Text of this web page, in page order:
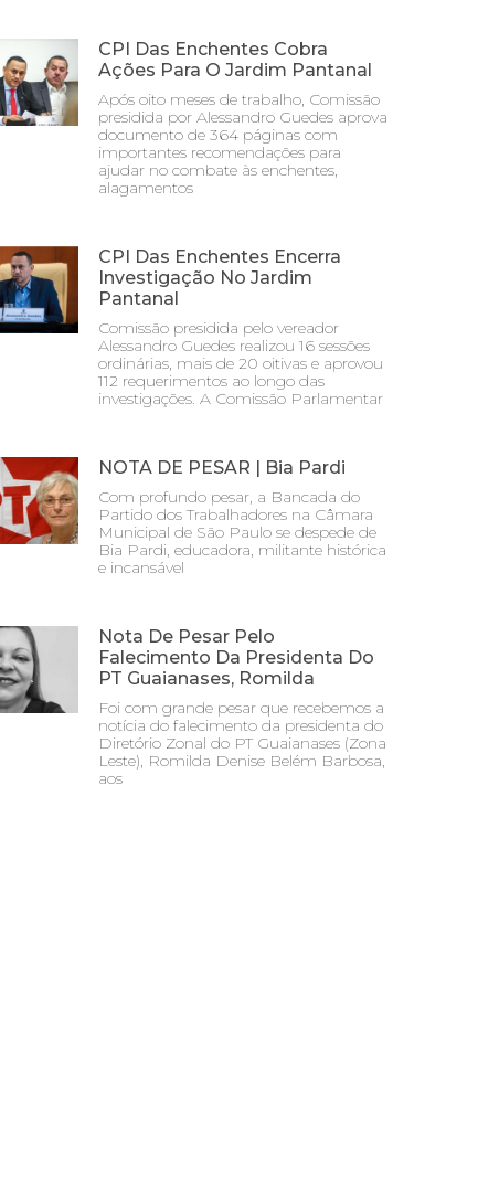
CPI Das Enchentes Cobra
Ações Para O Jardim Pantanal
Após oito meses de trabalho, Comissão
presidida por Alessandro Guedes aprova
documento de 364 páginas com
importantes recomendações para
ajudar no combate às enchentes,
alagamentos
CPI Das Enchentes Encerra
Investigação No Jardim
Pantanal
Comissão presidida pelo vereador
Alessandro Guedes realizou 16 sessões
ordinárias, mais de 20 oitivas e aprovou
112 requerimentos ao longo das
investigações. A Comissão Parlamentar
NOTA DE PESAR | Bia Pardi
Com profundo pesar, a Bancada do
Partido dos Trabalhadores na Câmara
Municipal de São Paulo se despede de
Bia Pardi, educadora, militante histórica
e incansável
Nota De Pesar Pelo
Falecimento Da Presidenta Do
PT Guaianases, Romilda
Foi com grande pesar que recebemos a
notícia do falecimento da presidenta do
Diretório Zonal do PT Guaianases (Zona
Leste), Romilda Denise Belém Barbosa,
aos